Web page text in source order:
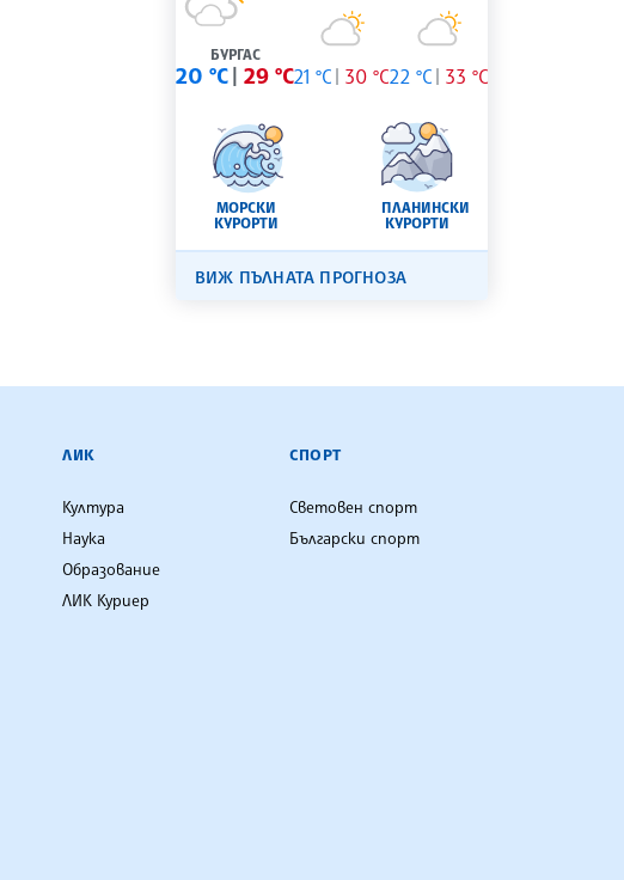
БУРГАС
20 °C 29 °C21 °C 30 °C22 °C 33 °C
МОРСКИ
КУРОРТИ
ПЛАНИНСКИ
КУРОРТИ
ВИЖ ПЪЛНАТА ПРОГНОЗА
ЛИК
Култура
Наука
Образование
ЛИК Куриер
СПОРТ
Световен спорт
Български спорт